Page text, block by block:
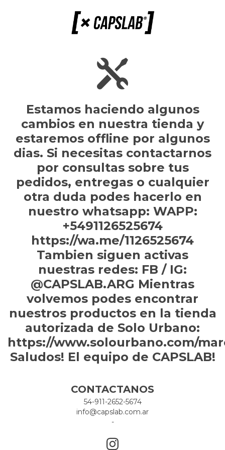
Estamos haciendo algunos
cambios en nuestra tienda y
estaremos offline por algunos
dias. Si necesitas contactarnos
por consultas sobre tus
pedidos, entregas o cualquier
otra duda podes hacerlo en
nuestro whatsapp: WAPP:
+5491126525674
https://wa.me/1126525674
Tambien siguen activas
nuestras redes: FB / IG:
@CAPSLAB.ARG Mientras
volvemos podes encontrar
nuestros productos en la tienda
autorizada de Solo Urbano:
https://www.solourbano.com/
Saludos! El equipo de CAPSLAB!
CONTACTANOS
54-911-2652-5674
info@capslab.com.ar
-